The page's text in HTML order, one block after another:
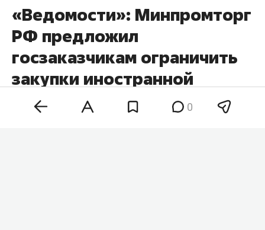
«Ведомости»: Минпромторг
РФ предложил
госзаказчикам ограничить
закупки иностранной
электроники
0